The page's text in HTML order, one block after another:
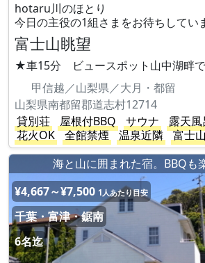
hotaru川のほとり
今日の主役の1組さまをお待ちしてい
富士山眺望
★車15分 ビュースポット山中湖畔で
甲信越／山梨県／大月・都留
山梨県南都留郡道志村12714
貸別荘
屋根付BBQ サウナ 露天風
花火OK
全館禁煙 温泉近隣
富士
海と山に囲まれた宿。BBQも
¥4,667～¥7,500 1人あたり目安
千葉・富津・鋸南
6名迄